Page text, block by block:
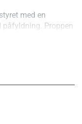
med en
Proppen
sikrer en jævn
og fedtede